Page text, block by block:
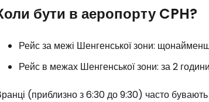
бути в аеропорту CPH?
Рейс за межі Шенгенської зони:
Рейс в межах Шенгенської зони: за 2
(приблизно з 6:30 до 9:30) часто